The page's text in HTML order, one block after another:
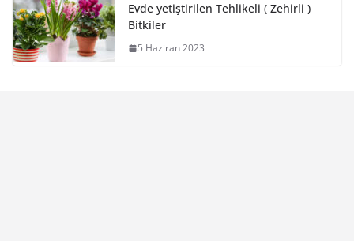
Evde yetiştirilen Tehlikeli ( Zehirli )
Bitkiler
5 Haziran 2023